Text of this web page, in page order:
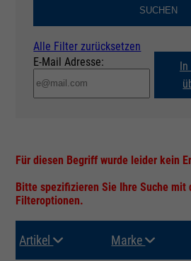
SUCHEN
Alle Filter zurücksetzen
E-Mail Adresse:
Für diesen Begriff wurde leider kein
Bitte spezifizieren Sie Ihre Suche mit
Filteroptionen.
Artikel Marke